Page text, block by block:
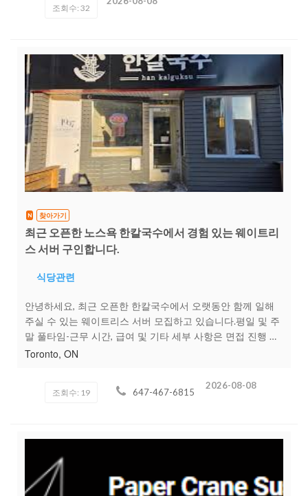
조회수: 32
N 찾아가기
최근 오픈한 노스욕 한칼국수에서 경험 있는 웨이트리
스 서버 구인합니다.
식당관련
안녕하세요, 최근 오픈한 한칼국수에서 오랫동안 함께 일해
주실 수 있는 웨이트리스 서버 모집하고 있습니다.평일 및 주
말 풀타임-근무 시간, 급여 및 기타 세부 사항은 면접 진행 후
안내.아래 기재된 번호로 연락해 주시기 바랍니다.647-467-
Toronto, ON
조회수: 19 647-467-6815
2026-08-08